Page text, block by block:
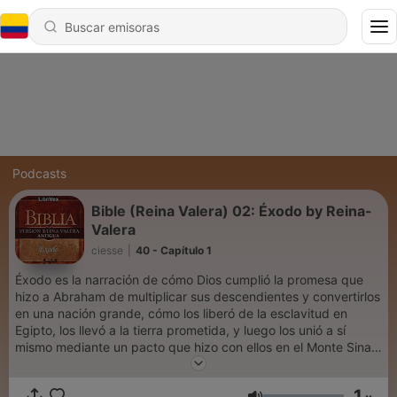
Podcasts
Bible (Reina Valera) 02: Éxodo by Reina-
Valera
ciesse 40 - Capítulo 1
Éxodo es la narración de cómo Dios cumplió la promesa que
hizo a Abraham de multiplicar sus descendientes y convertirlos
en una nación grande, cómo los liberó de la esclavitud en
Egipto, los llevó a la tierra prometida, y luego los unió a sí
mismo mediante un pacto que hizo con ellos en el Monte Sinaí.
Moisés, bajo el mando directo de Dios y como líder de Israel,